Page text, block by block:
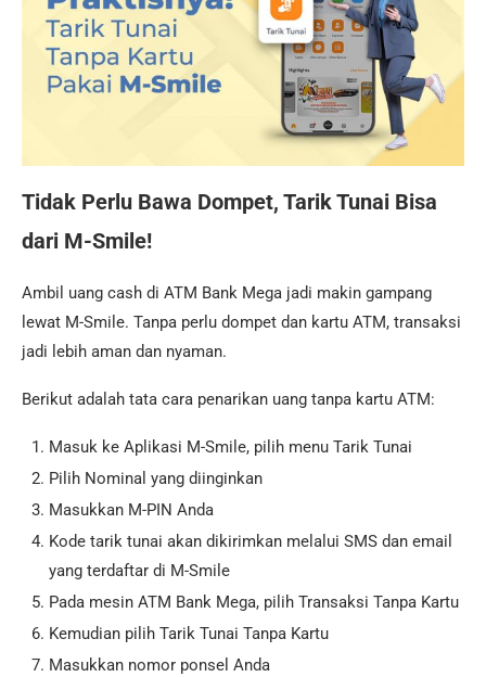
Tidak Perlu Bawa Dompet, Tarik Tunai Bisa
dari M-Smile!
Ambil uang cash di ATM Bank Mega jadi makin gampang
lewat M-Smile. Tanpa perlu dompet dan kartu ATM, transaksi
jadi lebih aman dan nyaman.
Berikut adalah tata cara penarikan uang tanpa kartu ATM:
Masuk ke Aplikasi M-Smile, pilih menu Tarik Tunai
Pilih Nominal yang diinginkan
Masukkan M-PIN Anda
Kode tarik tunai akan dikirimkan melalui SMS dan email
yang terdaftar di M-Smile
Pada mesin ATM Bank Mega, pilih Transaksi Tanpa Kartu
Kemudian pilih Tarik Tunai Tanpa Kartu
Masukkan nomor ponsel Anda